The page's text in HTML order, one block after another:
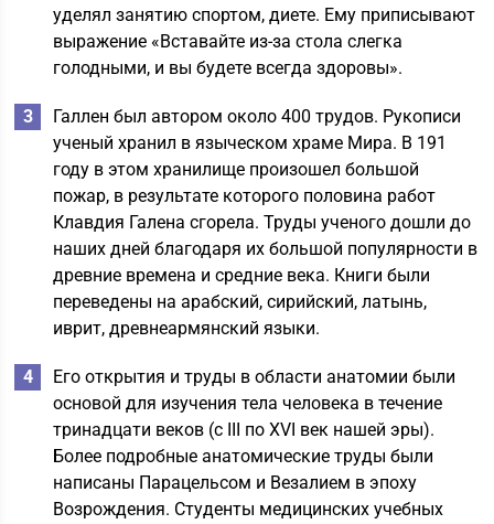
уделял занятию спортом, диете. Ему приписывают
выражение «Вставайте из-за стола слегка
голодными, и вы будете всегда здоровы».
Галлен был автором около 400 трудов. Рукописи
ученый хранил в языческом храме Мира. В 191
году в этом хранилище произошел большой
пожар, в результате которого половина работ
Клавдия Галена сгорела. Труды ученого дошли до
наших дней благодаря их большой популярности в
древние времена и средние века. Книги были
переведены на арабский, сирийский, латынь,
иврит, древнеармянский языки.
Его открытия и труды в области анатомии были
основой для изучения тела человека в течение
тринадцати веков (с III по ХVI век нашей эры).
Более подробные анатомические труды были
написаны Парацельсом и Везалием в эпоху
Возрождения. Студенты медицинских учебных